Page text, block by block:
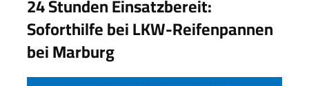
24 Stunden Einsatzbereit:
Soforthilfe bei LKW-Reifenpannen
bei Marburg